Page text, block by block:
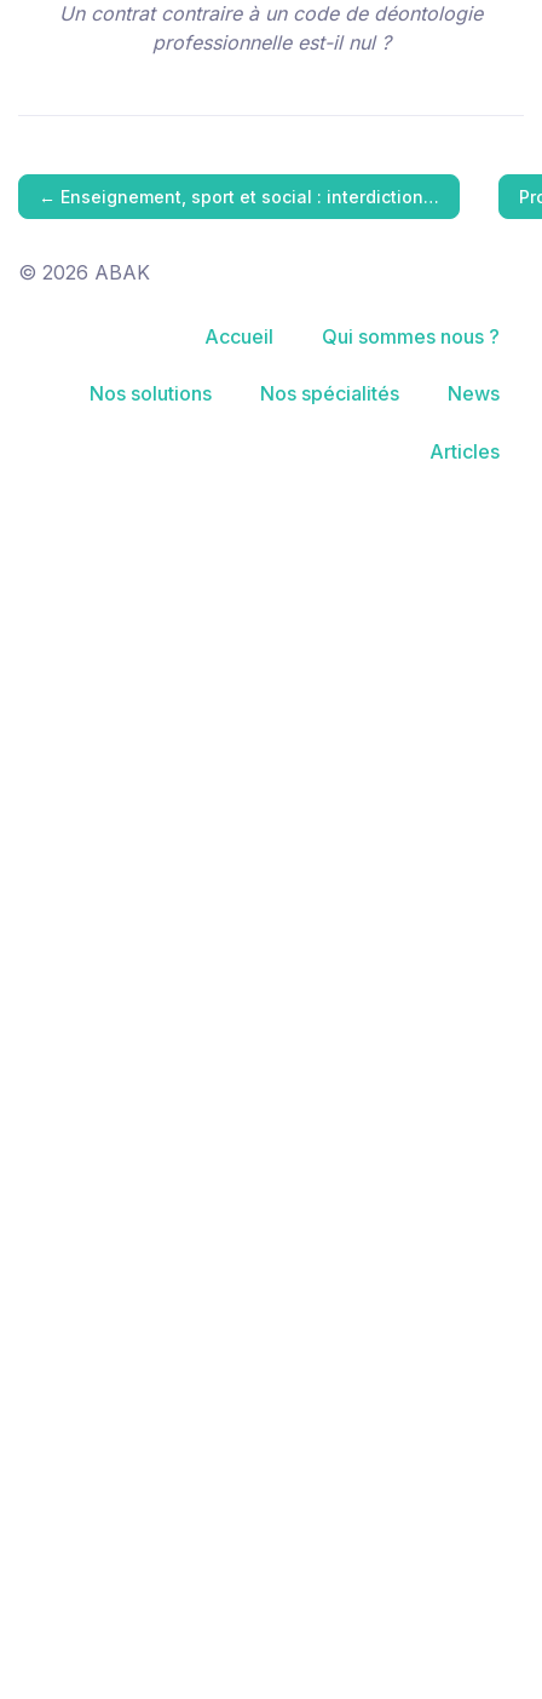
Un contrat contraire à un code de déontologie
professionnelle est-il nul ?
← Enseignement, sport et social : interdiction…
© 2026 ABAK
Accueil Qui sommes nous ?
Nos solutions Nos spécialités News
Articles